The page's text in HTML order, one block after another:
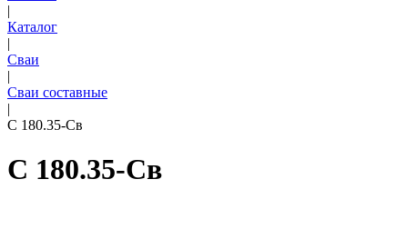
|
Каталог
|
Сваи
|
Сваи составные
|
С 180.35-Св
С 180.35-Св